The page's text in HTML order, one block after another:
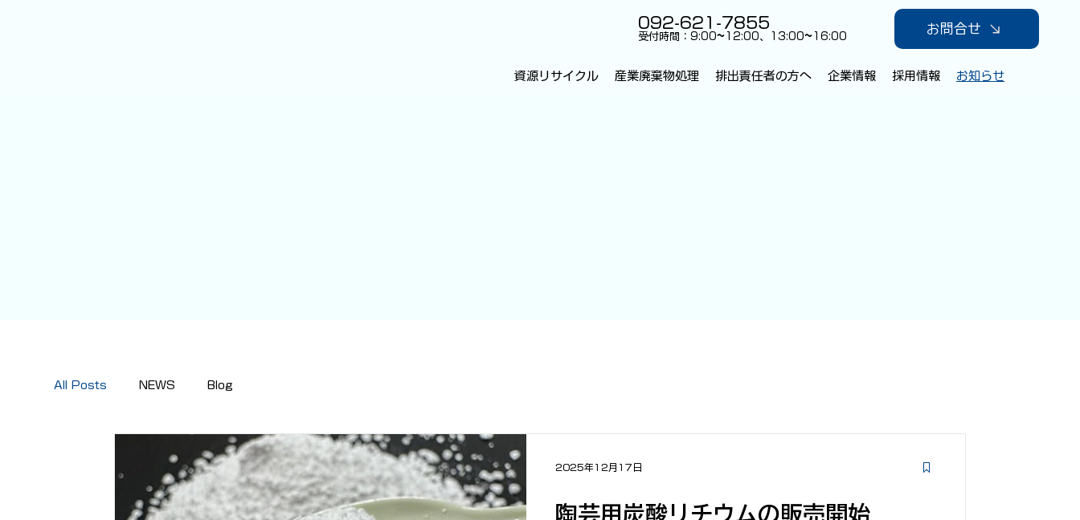
092-621-7855
受付時間：9:00~12:00、13:00~16:00
お問合せ
資源リサイクル 産業廃棄物処理 排出責任者の方へ 企業情報 採用情報 お知らせ
All Posts NEWS Blog
陶芸用炭酸リチウムの販売開始
2025年12月17日